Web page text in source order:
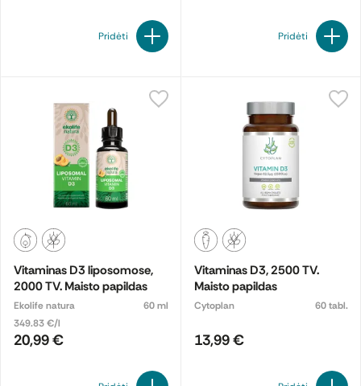
Pridėti Pridėti
Vitaminas D3 liposomose,
2000 TV. Maisto papildas
Ekolife natura
60 ml
349.83 €/l
20,99 €
Vitaminas D3, 2500 TV.
Maisto papildas
Cytoplan 60 tabl.
13,99 €